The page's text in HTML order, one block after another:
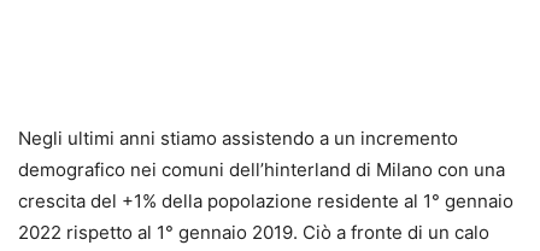
Negli ultimi anni stiamo assistendo a un incremento
demografico nei comuni dell’hinterland di Milano con una
crescita del +1% della popolazione residente al 1° gennaio
2022 rispetto al 1° gennaio 2019. Ciò a fronte di un calo